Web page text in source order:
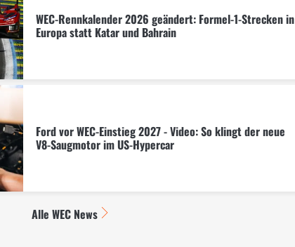
WEC-Rennkalender 2026 geändert: Formel-1-Strecken in
Europa statt Katar und Bahrain
Ford vor WEC-Einstieg 2027 - Video: So klingt der neue
V8-Saugmotor im US-Hypercar
Alle WEC News